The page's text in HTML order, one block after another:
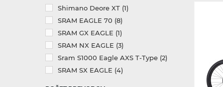
Shimano Deore XT (1)
SRAM EAGLE 70 (8)
SRAM GX EAGLE (1)
SRAM NX EAGLE (3)
Sram S1000 Eagle AXS T-Type (2)
SRAM SX EAGLE (4)